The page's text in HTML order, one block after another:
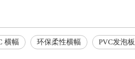
横幅 环保柔性横幅 PVC发泡板